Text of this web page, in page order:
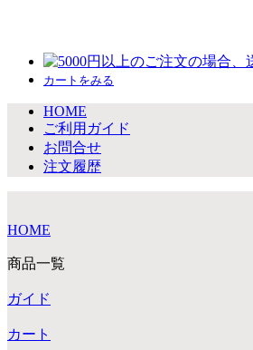
カートをみる
HOME
ご利用ガイド
お問合せ
注文履歴
HOME
商品一覧
ガイド
カート